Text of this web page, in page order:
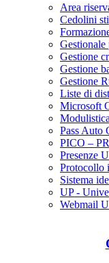
Area
Cedolini
Gestione
Gestione
Gestione
Liste di
Microsoft
Modulistica
Pass Auto
PICO –
Presenze
Protocollo
Sistema
UP -
Webmail